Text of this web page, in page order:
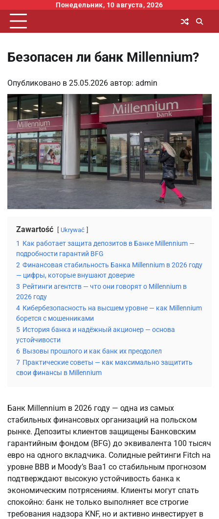
содержимому
Понедельник, 10 августа, 2026
Безопасен ли банк Millennium?
Опубликовано в 25.05.2026 автор: admin
Zawartość Ukrywać
1 Как работает защита депозитов в Банке Millennium —
подробности гарантий BFG
2 Финансовая стабильность Банка Millennium в 2026 году
— цифры, которые внушают доверие
3 Рейтинги агентств — что они говорят о Millennium в
2026 году
4 Кибербезопасность на высшем уровне — как Millennium
борется с мошенниками
5 История банка и надёжный акционер — основа
устойчивости
6 Вызовы прошлого и как банк их преодолел
7 Практические советы — как максимально защитить
свои финансы в Millennium
Банк Millennium в 2026 году — одна из самых
стабильных финансовых организаций на польском
рынке. Депозиты клиентов защищены Банковским
гарантийным фондом (BFG) до эквивалента 100 тысяч
евро на одного вкладчика. Солидные рейтинги Fitch на
уровне BBB и Moody’s Baa1 со стабильным прогнозом
подтверждают высокую устойчивость банка к
экономическим потрясениям. Клиенты могут спать
спокойно: банк не только выполняет все строгие
требования надзора KNF, но и активно инвестирует в